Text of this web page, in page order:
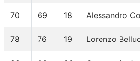
70 69 18 Alessandro
78 76 19 Lorenzo